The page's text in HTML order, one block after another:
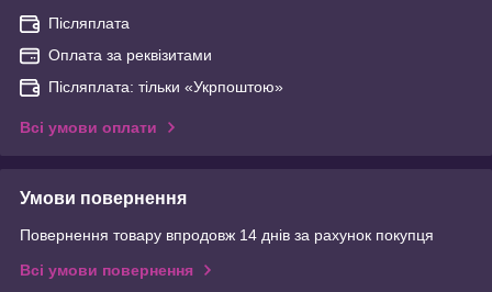
Післяплата
Оплата за реквізитами
Післяплата: тільки «Укрпоштою»
Всі умови оплати
Умови повернення
Повернення товару впродовж 14 днів за рахунок покупця
Всі умови повернення